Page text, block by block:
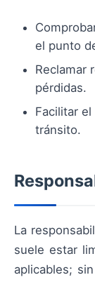
el punto
Reclamar
pérdidas.
Facilitar
tránsito.
La
suele estar
aplicables;